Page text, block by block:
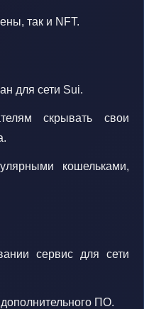
так и NFT.
для сети Sui.
скрывать свои
кошельками,
сервис для сети
ПО.